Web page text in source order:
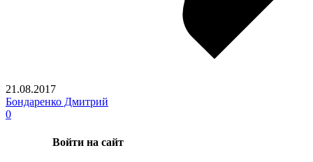
21.08.2017
Бондаренко Дмитрий
0
Войти на сайт